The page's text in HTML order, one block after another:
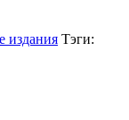
издания Тэги: